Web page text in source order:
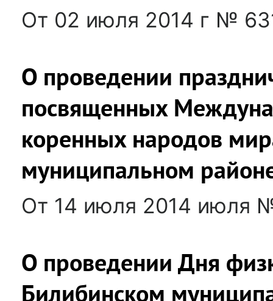
От 02 июля 2014 г №
О проведении
посвященных
коренных народов
муниципальном
От 14 июля 2014 июля
О проведении Дня
Билибинском